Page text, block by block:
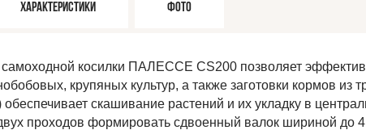
ХАРАКТЕРИСТИКИ ФОТО
косилки ПАЛЕССЕ CS200 позволяет
крупяных культур, а также заготовки кормов из
обеспечивает скашивание растений и их укладку в
проходов формировать сдвоенный валок шириной до